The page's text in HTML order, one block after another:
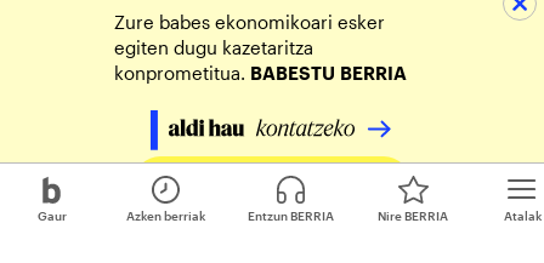
Gaur Atalak
Azken berriak Entzun BERRIA Nire BERRIA
Zure babes ekonomikoari esker
egiten dugu kazetaritza
konprometitua. BABESTU BERRIA
Egin zure ekarpena